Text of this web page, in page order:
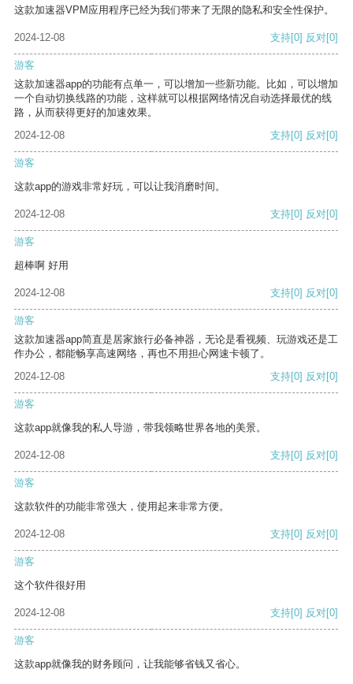
这款加速器VPM应用程序已经为我们带来了无限的隐私和安全性保护。
2024-12-08 支持[0] 反对[0]
游客
这款加速器app的功能有点单一，可以增加一些新功能。比如，可以增加
一个自动切换线路的功能，这样就可以根据网络情况自动选择最优的线
路，从而获得更好的加速效果。
2024-12-08
支持[0] 反对[0]
游客
这款app的游戏非常好玩，可以让我消磨时间。
2024-12-08 支持[0] 反对[0]
游客
超棒啊 好用
2024-12-08 支持[0] 反对[0]
游客
这款加速器app简直是居家旅行必备神器，无论是看视频、玩游戏还是工
作办公，都能畅享高速网络，再也不用担心网速卡顿了。
2024-12-08
支持[0] 反对[0]
游客
这款app就像我的私人导游，带我领略世界各地的美景。
2024-12-08 支持[0] 反对[0]
游客
这款软件的功能非常强大，使用起来非常方便。
2024-12-08 支持[0] 反对[0]
游客
这个软件很好用
2024-12-08 支持[0] 反对[0]
游客
这款app就像我的财务顾问，让我能够省钱又省心。